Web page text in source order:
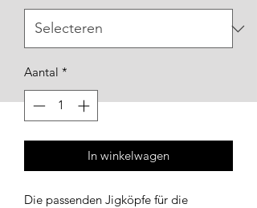
Aantal *
In winkelwagen
Die passenden Jigköpfe für die